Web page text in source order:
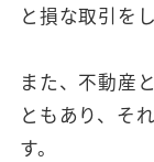
と損な取引を
また、不動産
ともあり、そ
す。